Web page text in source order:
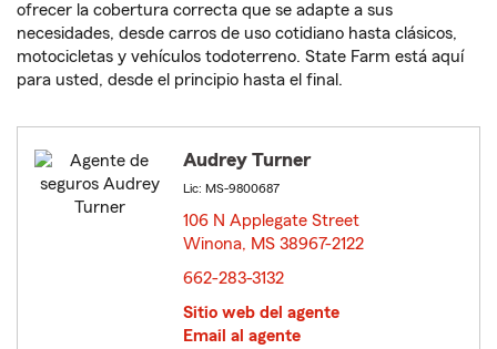
ofrecer la cobertura correcta que se adapte a sus
necesidades, desde carros de uso cotidiano hasta clásicos,
motocicletas y vehículos todoterreno. State Farm está aquí
para usted, desde el principio hasta el final.
Audrey Turner
Lic: MS-9800687
106 N Applegate Street
Winona, MS 38967-2122
662-283-3132
Sitio web del agente
Email al agente